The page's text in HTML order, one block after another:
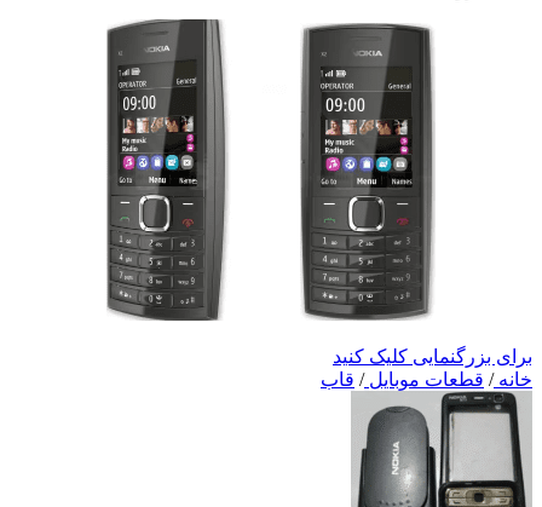
برای بزرگنمایی کلیک کنید
خانه/ قطعات موبایل/ قاب